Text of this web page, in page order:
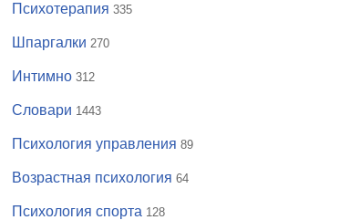
Психотерапия 335
Шпаргалки 270
Интимно 312
Словари 1443
Психология управления 89
Возрастная психология 64
Психология спорта 128